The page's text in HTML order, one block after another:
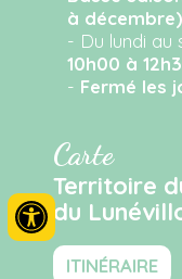
à
- Du lundi au
10h00 à
- Fermé les
Carte
Territoire
du
ITINÉRAIRE